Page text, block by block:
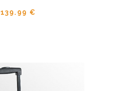
139.99 €